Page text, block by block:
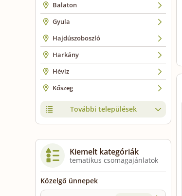
Balaton
Gyula
Hajdúszoboszló
Harkány
Hévíz
Kőszeg
További települések
Kiemelt kategóriák
tematikus csomagajánlatok
Közelgő ünnepek